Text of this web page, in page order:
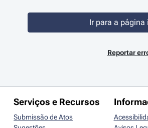
Ir para a página
Reportar
Serviços e Recursos
Submissão de Atos